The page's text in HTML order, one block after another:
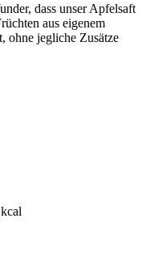
dass unser Apfelsaft
aus eigenem
ohne jegliche Zusätze